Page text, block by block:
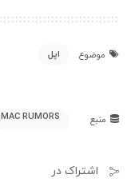
موضوع اپل
منبع MAC RUMORS
اشتراک در